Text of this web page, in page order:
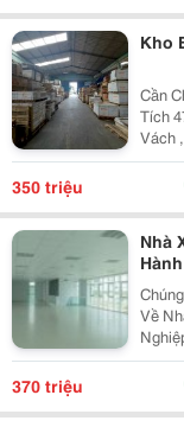
Kho
Cần
Tích
Vách
Đẹp,
350 triệu
Nhà
Về
Các
Nơi
370 triệu